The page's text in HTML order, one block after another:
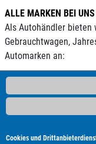
Cookies und
ALLE MARKEN BEI
Als Autohändler bieten
Gebrauchtwagen,
Automarken an:
AC ALPINA Abarth
BAIC
BAW BMW
Dodge
Econelo